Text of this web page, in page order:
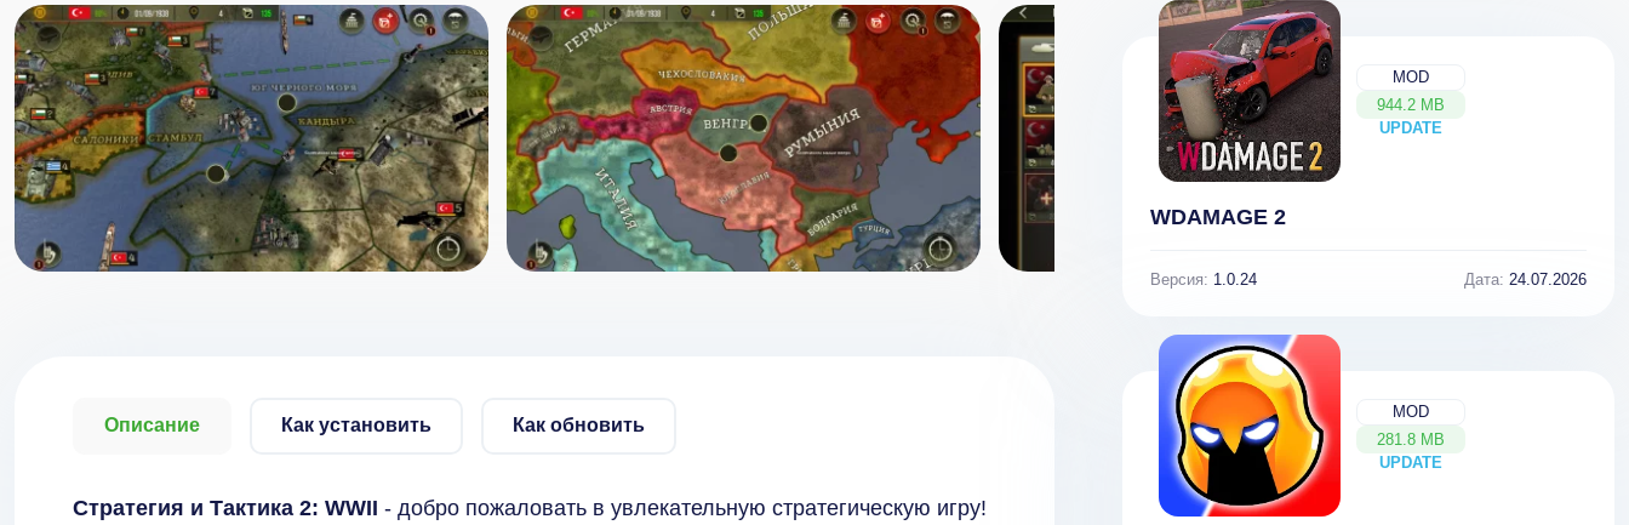
Описание Как установить Как обновить
Стратегия и Тактика 2: WWII - добро пожаловать в увлекательную стратегическую игру!
MOD
944.2 MB
UPDATE
NEW
WDAMAGE 2
Версия: 1.0.24 Дата: 24.07.2026
MOD
281.8 MB
UPDATE
NEW